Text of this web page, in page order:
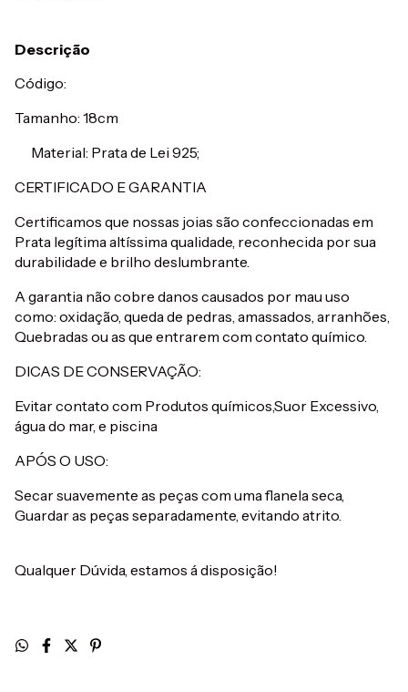
Descrição
Código:
Tamanho: 18cm
Material: Prata de Lei 925;
CERTIFICADO E GARANTIA
Certificamos que nossas joias são confeccionadas em
Prata legítima altíssima qualidade, reconhecida por sua
durabilidade e brilho deslumbrante.
A garantia não cobre danos causados por mau uso
como: oxidação, queda de pedras, amassados, arranhões,
Quebradas ou as que entrarem com contato químico.
DICAS DE CONSERVAÇÃO:
Evitar contato com Produtos químicos,Suor Excessivo,
água do mar, e piscina
APÓS O USO:
Secar suavemente as peças com uma flanela seca,
Guardar as peças separadamente, evitando atrito.
Qualquer Dúvida, estamos á disposição!